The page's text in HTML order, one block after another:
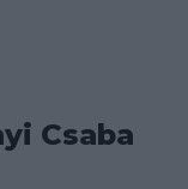
Csaba